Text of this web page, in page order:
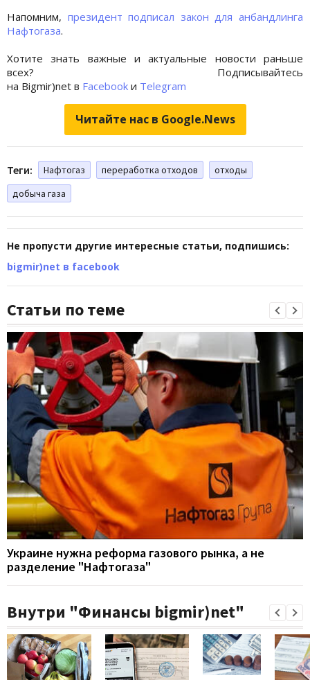
Напомним, президент подписал закон для анбандлинга
Нафтогаза.
Хотите знать важные и актуальные новости раньше
всех? Подписывайтесь
на Bigmir)net в Facebook и Telegram
Читайте нас в Google.News
Теги: Нафтогаз переработка отходов
отходы
добыча газа
Не пропусти другие интересные статьи, подпишись:
bigmir)net в facebook
Статьи по теме
Украине нужна реформа газового рынка, а не
разделение "Нафтогаза"
Внутри "Финансы bigmir)net"